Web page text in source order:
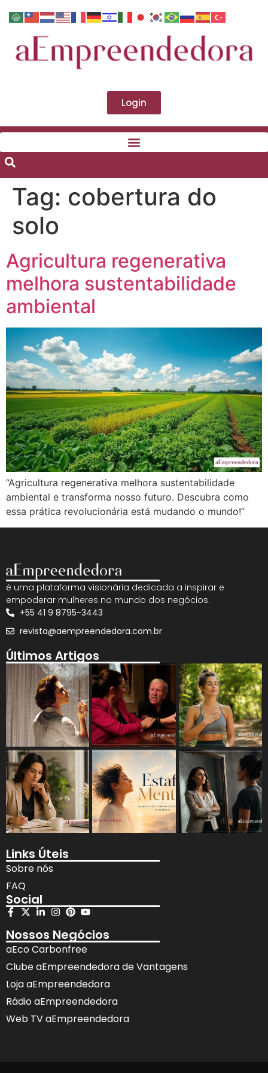
Login
Tag: cobertura do
solo
Agricultura regenerativa
melhora sustentabilidade
ambiental
“Agricultura regenerativa melhora sustentabilidade
ambiental e transforma nosso futuro. Descubra como
essa prática revolucionária está mudando o mundo!”
é uma plataforma visionária dedicada a inspirar e
empoderar mulheres no mundo dos negócios.
+55 41 9 8795-3443
revista@aempreendedora.com.br
Últimos Artigos
Links Úteis
Sobre nós
FAQ
Social
Nossos Negócios
aEco Carbonfree
Clube aEmpreendedora de Vantagens
Loja aEmpreendedora
Rádio aEmpreendedora
Web TV aEmpreendedora